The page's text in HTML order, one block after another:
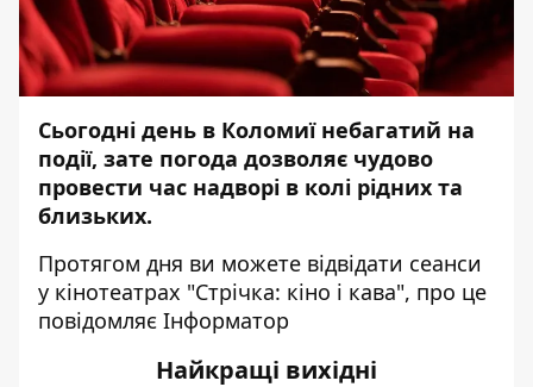
Сьогодні день в Коломиї небагатий на
події, зате погода дозволяє чудово
провести час надворі в колі рідних та
близьких.
Протягом дня ви можете відвідати сеанси
у кінотеатрах "Стрічка: кіно і кава", про це
повідомляє Інформатор
Найкращі вихідні